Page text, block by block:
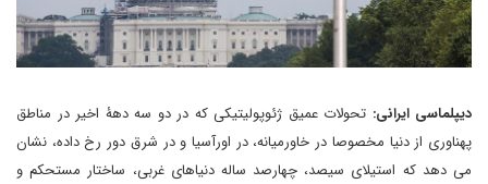
دیپلماسی ایرانی: تحولات عمیق ژئوپولیتیکی که در دو سه دهۀ اخیر در مناطق
پهناوری از دنیا مخصوصا در خاورمیانه، در اورآسیا و در شرق دور رخ داده، نشان
می دهد که استیلای سیصد، چهارصد ساله دنیاهای غربی، ساختار مستحکم و